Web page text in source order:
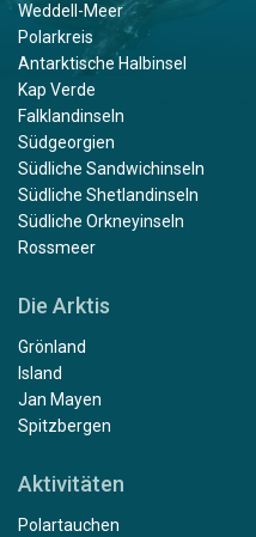
Weddell-Meer
Polarkreis
Antarktische Halbinsel
Kap Verde
Falklandinseln
Südgeorgien
Südliche Sandwichinseln
Südliche Shetlandinseln
Südliche Orkneyinseln
Rossmeer
Die Arktis
Grönland
Island
Jan Mayen
Spitzbergen
Aktivitäten
Polartauchen